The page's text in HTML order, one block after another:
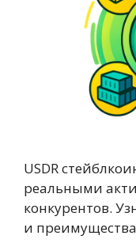
USDR
реальными
конкурентов.
и